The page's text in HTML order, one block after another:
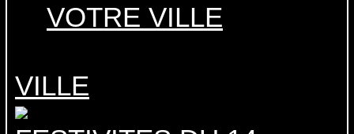
VOTRE VILLE
VILLE